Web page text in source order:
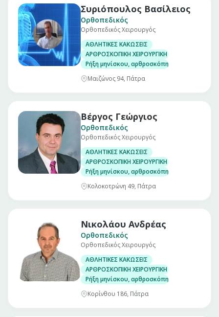
Συριόπουλος Βασίλειος
Ορθοπεδικός
Ορθοπεδικός Χειρουργός
ΑΘΛΗΤΙΚΕΣ ΚΑΚΩΣΕΙΣ
ΑΡΘΡΟΣΚΟΠΙΚΗ ΧΕΙΡΟΥΡΓΙΚΗ ΓΟΝΑΤΟΣ
Ρήξη μηνίσκου, αρθροσκόπηση γόνατος
Μαιζώνος 94, Πάτρα
Βέργος Γεώργιος
Ορθοπεδικός
Ορθοπεδικός Χειρουργός
ΑΘΛΗΤΙΚΕΣ ΚΑΚΩΣΕΙΣ
ΑΡΘΡΟΣΚΟΠΙΚΗ ΧΕΙΡΟΥΡΓΙΚΗ ΓΟΝΑΤΟΣ
Ρήξη μηνίσκου, αρθροσκόπηση γόνατος
Κολοκοτρώνη 49, Πάτρα
Νικολάου Ανδρέας
Ορθοπεδικός
Ορθοπεδικός Χειρουργός
ΑΘΛΗΤΙΚΕΣ ΚΑΚΩΣΕΙΣ
ΑΡΘΡΟΣΚΟΠΙΚΗ ΧΕΙΡΟΥΡΓΙΚΗ ΓΟΝΑΤΟΣ
Ρήξη μηνίσκου, αρθροσκόπηση γόνατος
Κορίνθου 186, Πάτρα